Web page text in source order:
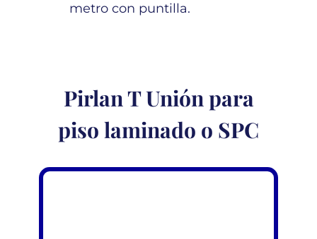
metro con puntilla.
Pirlan T Unión para
piso laminado o SPC